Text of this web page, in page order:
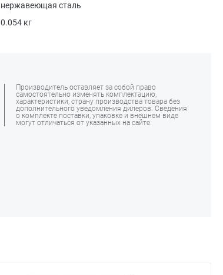
нержавеющая сталь
0.054 кг
Производитель оставляет за собой право
самостоятельно изменять комплектацию,
характеристики, страну производства товара без
дополнительного уведомления дилеров. Сведения
о комплекте поставки, упаковке и внешнем виде
могут отличаться от указанных на сайте.